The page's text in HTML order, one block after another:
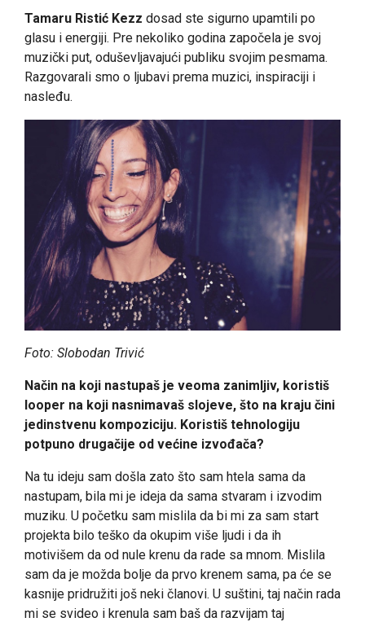
Tamaru Ristić Kezz dosad ste sigurno upamtili po
glasu i energiji. Pre nekoliko godina započela je svoj
muzički put, oduševljavajući publiku svojim pesmama.
Razgovarali smo o ljubavi prema muzici, inspiraciji i
nasleđu.
Foto: Slobodan Trivić
Način na koji nastupaš je veoma zanimljiv, koristiš
looper na koji nasnimavaš slojeve, što na kraju čini
jedinstvenu kompoziciju. Koristiš tehnologiju
potpuno drugačije od većine izvođača?
Na tu ideju sam došla zato što sam htela sama da
nastupam, bila mi je ideja da sama stvaram i izvodim
muziku. U početku sam mislila da bi mi za sam start
projekta bilo teško da okupim više ljudi i da ih
motivišem da od nule krenu da rade sa mnom. Mislila
sam da je možda bolje da prvo krenem sama, pa će se
kasnije pridružiti još neki članovi. U suštini, taj način rada
mi se svideo i krenula sam baš da razvijam taj